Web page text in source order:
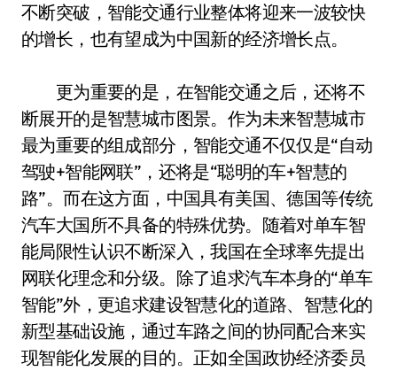
不断突破，智能交通行业整体将迎来一波较快
的增长，也有望成为中国新的经济增长点。
更为重要的是，在智能交通之后，还将不
断展开的是智慧城市图景。作为未来智慧城市
最为重要的组成部分，智能交通不仅仅是“自动
驾驶+智能网联”，还将是“聪明的车+智慧的
路”。而在这方面，中国具有美国、德国等传统
汽车大国所不具备的特殊优势。随着对单车智
能局限性认识不断深入，我国在全球率先提出
网联化理念和分级。除了追求汽车本身的“单车
智能”外，更追求建设智慧化的道路、智慧化的
新型基础设施，通过车路之间的协同配合来实
现智能化发展的目的。正如全国政协经济委员